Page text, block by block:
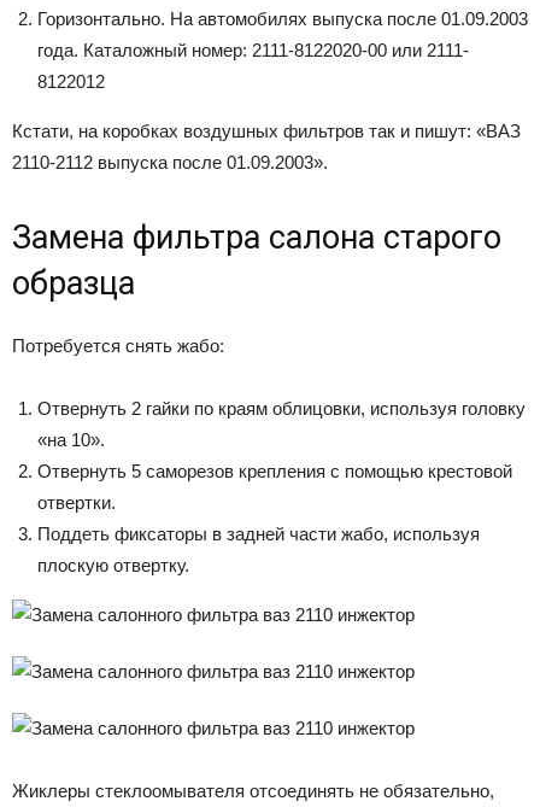
Горизонтально. На автомобилях выпуска после 01.09.2003
года. Каталожный номер: 2111-8122020-00 или 2111-
8122012
Кстати, на коробках воздушных фильтров так и пишут: «ВАЗ
2110-2112 выпуска после 01.09.2003».
Замена фильтра салона старого
образца
Потребуется снять жабо:
Отвернуть 2 гайки по краям облицовки, используя головку
«на 10».
Отвернуть 5 саморезов крепления с помощью крестовой
отвертки.
Поддеть фиксаторы в задней части жабо, используя
плоскую отвертку.
Жиклеры стеклоомывателя отсоединять не обязательно,